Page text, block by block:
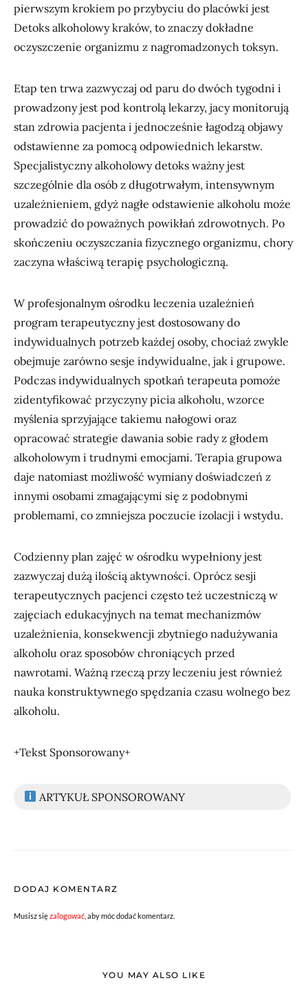
pierwszym krokiem po przybyciu do placówki jest
Detoks alkoholowy kraków, to znaczy dokładne
oczyszczenie organizmu z nagromadzonych toksyn.
Etap ten trwa zazwyczaj od paru do dwóch tygodni i
prowadzony jest pod kontrolą lekarzy, jacy monitorują
stan zdrowia pacjenta i jednocześnie łagodzą objawy
odstawienne za pomocą odpowiednich lekarstw.
Specjalistyczny alkoholowy detoks ważny jest
szczególnie dla osób z długotrwałym, intensywnym
uzależnieniem, gdyż nagłe odstawienie alkoholu może
prowadzić do poważnych powikłań zdrowotnych. Po
skończeniu oczyszczania fizycznego organizmu, chory
zaczyna właściwą terapię psychologiczną.
W profesjonalnym ośrodku leczenia uzależnień
program terapeutyczny jest dostosowany do
indywidualnych potrzeb każdej osoby, chociaż zwykle
obejmuje zarówno sesje indywidualne, jak i grupowe.
Podczas indywidualnych spotkań terapeuta pomoże
zidentyfikować przyczyny picia alkoholu, wzorce
myślenia sprzyjające takiemu nałogowi oraz
opracować strategie dawania sobie rady z głodem
alkoholowym i trudnymi emocjami. Terapia grupowa
daje natomiast możliwość wymiany doświadczeń z
innymi osobami zmagającymi się z podobnymi
problemami, co zmniejsza poczucie izolacji i wstydu.
Codzienny plan zajęć w ośrodku wypełniony jest
zazwyczaj dużą ilością aktywności. Oprócz sesji
terapeutycznych pacjenci często też uczestniczą w
zajęciach edukacyjnych na temat mechanizmów
uzależnienia, konsekwencji zbytniego nadużywania
alkoholu oraz sposobów chroniących przed
nawrotami. Ważną rzeczą przy leczeniu jest również
nauka konstruktywnego spędzania czasu wolnego bez
alkoholu.
+Tekst Sponsorowany+
ARTYKUŁ SPONSOROWANY
DODAJ KOMENTARZ
Musisz sięzalogować , aby móc dodać komentarz.
YOU MAY ALSO LIKE